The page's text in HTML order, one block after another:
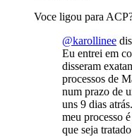
Voce ligou para
@karollinee
Eu entrei em
disseram
processos de
num prazo de
uns 9 dias
meu processo
que seja